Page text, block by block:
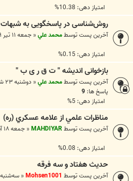
امتیاز دهی: 10.38%
روش‌شناسی در پاسخگویی به شبهات
آخرین پست توسطمحمد علي« جمعه ۱۱ تیر ۱۳۸۹, ۴:۲۹ ب.ظ
امتیاز دهی: 0.15%
بازخوانی انديشه " ت ق ر ی ب "
آخرین پست توسطمحمد علي« دوشنبه ۲۳ شهریور ۱۳۸۸, ۱۰:۱۹ ب.ظ
پاسخ ها: 9
امتیاز دهی: 5%
مناظرات علمي از علامه عسکري (ره)
آخرین پست توسطMAHDIYAR
« جمعه ۱۸ آبان ۱۳۸۶, ۷:۵۶ ق.ظ
امتیاز دهی: 0.08%
حدیث هفتاد و سه فرقه
آخرین پست توسطMohsen1001
« سه‌شنبه ۲۱ فروردین ۱۳۸۶, ۳:۴۲ ق.ظ